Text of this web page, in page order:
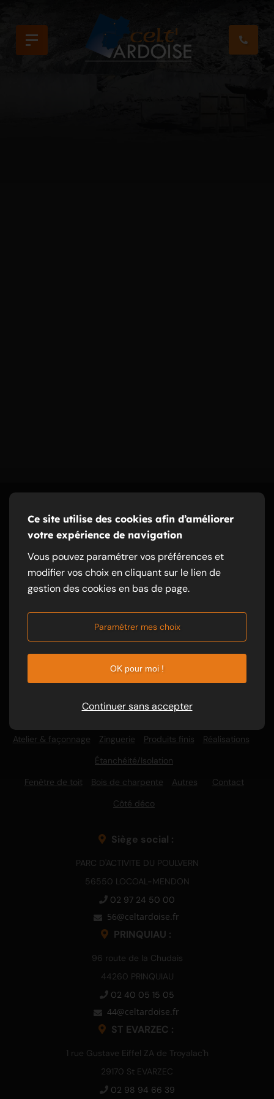
Ardoise Fibro Ciment Réalisations
Atelier & façonnage Zinguerie Produits finis
Réalisations
Étanchéité/Isolation
Fenêtre de toit
Bois de charpente Autres
Contact
Côté déco
Siège social :
PARC D'ACTIVITE DU POULVERN
56550 LOCOAL-MENDON
02 97 24 50 00
PRINQUIAU :
96 route de la Chudais
44260 PRINQUIAU
02 40 05 15 05
ST EVARZEC :
1 rue Gustave Eiffel ZA de Troyalac'h
29170 St EVARZEC
02 98 94 66 39
Ce site utilise des cookies afin d’améliorer
votre expérience de navigation
Vous pouvez paramétrer vos préférences et
modifier vos choix en cliquant sur le lien de
gestion des cookies en bas de page.
Paramétrer mes choix
OK pour moi !
Continuer sans accepter